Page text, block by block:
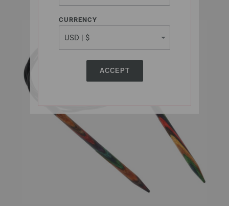
of America
CURRENCY
ACCEPT